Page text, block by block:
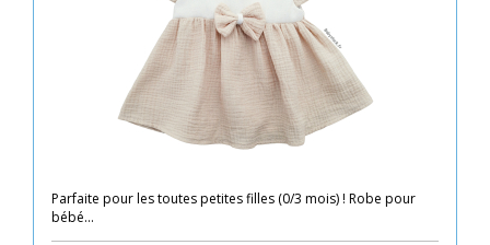
Parfaite pour les toutes petites filles (0/3 mois) ! Robe pour
bébé...